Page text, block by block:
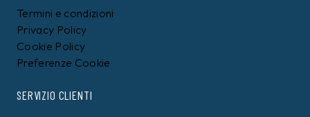
Termini e condizioni
Privacy Policy
Cookie Policy
Preferenze Cookie
SERVIZIO CLIENTI